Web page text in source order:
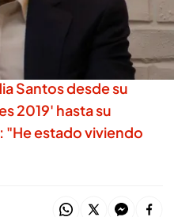
nos han contado
de Laura Boado y la
Santos desde su
2019' hasta su
"He estado viviendo